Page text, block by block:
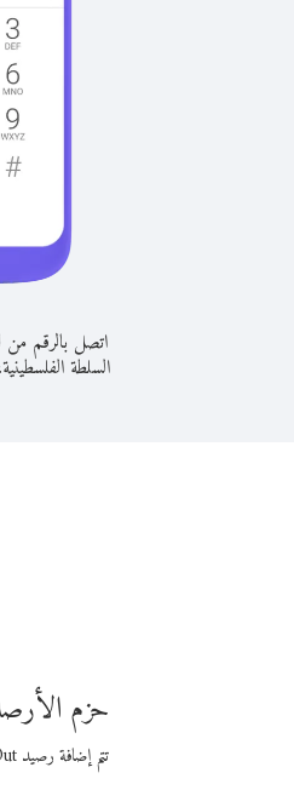
اتصل بالرقم من
السلطة
حزم
تتم إضافة رصيد Viber Out إلى رصيدك عند شراء أي مبلغ. باستخدام رصيدك، يمكنك إجراء مكالمات إلى أي رقم في العالم بأسعار فايبر المنخفضة.